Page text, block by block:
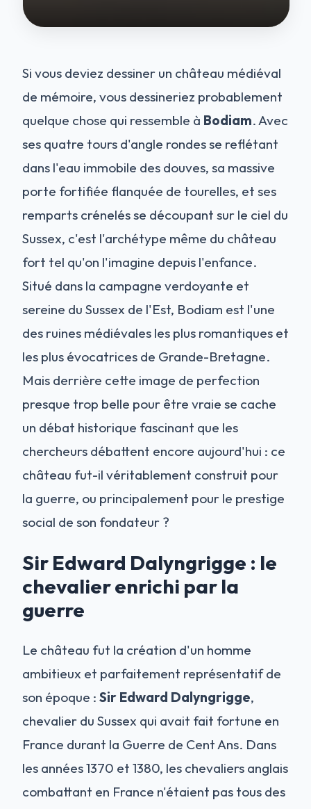
Si vous deviez dessiner un château médiéval
de mémoire, vous dessineriez probablement
quelque chose qui ressemble à Bodiam. Avec
ses quatre tours d'angle rondes se reflétant
dans l'eau immobile des douves, sa massive
porte fortifiée flanquée de tourelles, et ses
remparts crénelés se découpant sur le ciel du
Sussex, c'est l'archétype même du château
fort tel qu'on l'imagine depuis l'enfance.
Situé dans la campagne verdoyante et
sereine du Sussex de l'Est, Bodiam est l'une
des ruines médiévales les plus romantiques et
les plus évocatrices de Grande-Bretagne.
Mais derrière cette image de perfection
presque trop belle pour être vraie se cache
un débat historique fascinant que les
chercheurs débattent encore aujourd'hui : ce
château fut-il véritablement construit pour
la guerre, ou principalement pour le prestige
social de son fondateur ?
Sir Edward Dalyngrigge : le
chevalier enrichi par la
guerre
Le château fut la création d'un homme
ambitieux et parfaitement représentatif de
son époque : Sir Edward Dalyngrigge,
chevalier du Sussex qui avait fait fortune en
France durant la Guerre de Cent Ans. Dans
les années 1370 et 1380, les chevaliers anglais
combattant en France n'étaient pas tous des